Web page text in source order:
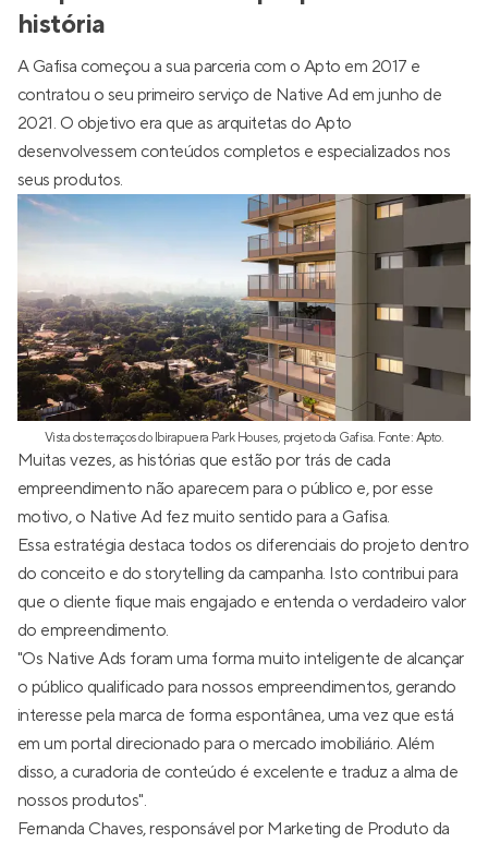
história
A Gafisa começou a sua parceria com o Apto em 2017 e
contratou o seu primeiro serviço de Native Ad em junho de
2021. O objetivo era que as arquitetas do Apto
desenvolvessem conteúdos completos e especializados nos
seus produtos.
Vista dos terraços do Ibirapuera Park Houses, projeto da Gafisa. Fonte: Apto.
Muitas vezes, as histórias que estão por trás de cada
empreendimento não aparecem para o público e, por esse
motivo, o Native Ad fez muito sentido para a Gafisa.
Essa estratégia destaca todos os diferenciais do projeto dentro
do conceito e do storytelling da campanha. Isto contribui para
que o cliente fique mais engajado e entenda o verdadeiro valor
do empreendimento.
"Os Native Ads foram uma forma muito inteligente de alcançar
o público qualificado para nossos empreendimentos, gerando
interesse pela marca de forma espontânea, uma vez que está
em um portal direcionado para o mercado imobiliário. Além
disso, a curadoria de conteúdo é excelente e traduz a alma de
nossos produtos".
Fernanda Chaves, responsável por Marketing de Produto da